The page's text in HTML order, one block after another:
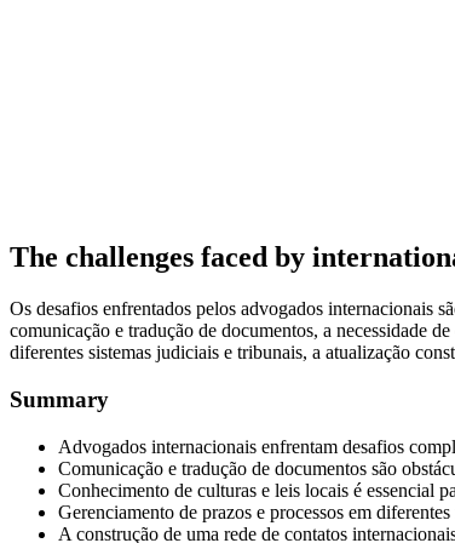
The challenges faced by
Os desafios enfrentados pelos advogados internacionais
comunicação e tradução de documentos, a necessidade
diferentes sistemas judiciais e tribunais, a atualização
Summary
Advogados internacionais enfrentam desafios
Comunicação e tradução de documentos são
Conhecimento de culturas e leis locais é essencial
Gerenciamento de prazos e processos em
A construção de uma rede de contatos